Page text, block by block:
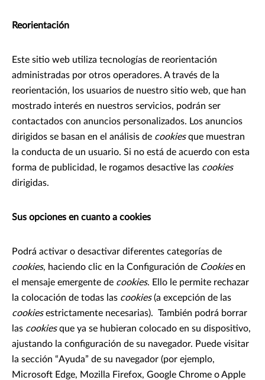
Reorientación
Este sitio web utiliza tecnologías de reorientación
administradas por otros operadores. A través de la
reorientación, los usuarios de nuestro sitio web, que han
mostrado interés en nuestros servicios, podrán ser
contactados con anuncios personalizados. Los anuncios
dirigidos se basan en el análisis de cookiesque muestran
la conducta de un usuario. Si no está de acuerdo con esta
forma de publicidad, le rogamos desactive las cookies
dirigidas.
Sus opciones en cuanto a cookies
Podrá activar o desactivar diferentes categorías de
cookies, haciendo clic en la Configuración de Cookiesen
el mensaje emergente de cookies. Ello le permite rechazar
la colocación de todas las cookies(a excepción de las
cookiesestrictamente necesarias). También podrá borrar
las cookiesque ya se hubieran colocado en su dispositivo,
ajustando la configuración de su navegador. Puede visitar
la sección “Ayuda” de su navegador (por ejemplo,
Microsoft Edge, Mozilla Firefox, Google Chrome o Apple